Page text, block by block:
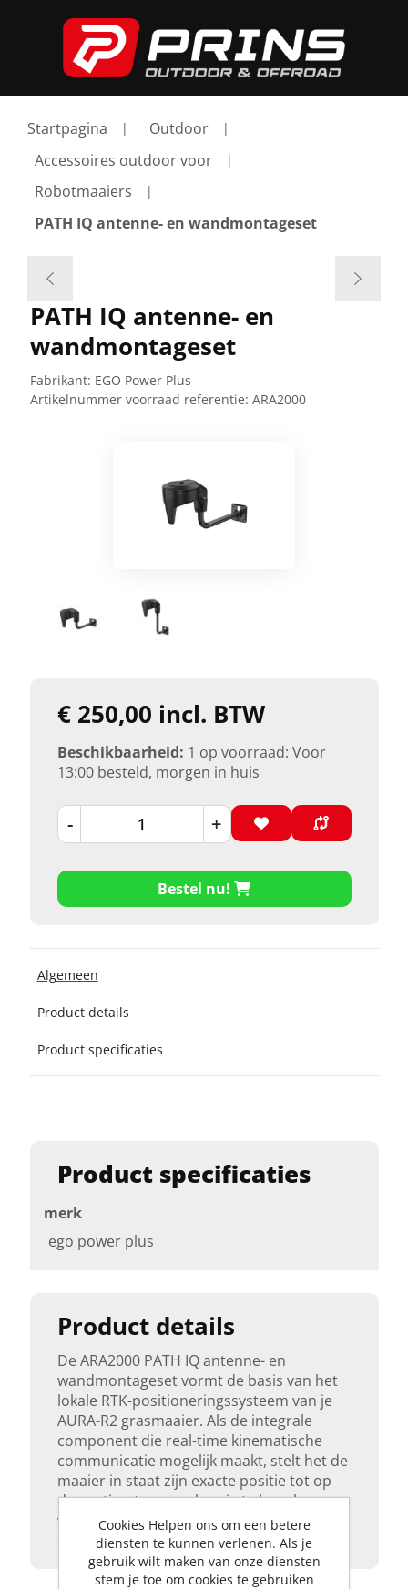
Startpagina
Outdoor
Accessoires outdoor voor
Robotmaaiers
PATH IQ antenne- en wandmontageset
Product details
De ARA2000 PATH IQ antenne- en
wandmontageset vormt de basis van het
lokale RTK-positioneringssysteem van je
AURA-R2 grasmaaier. Als de integrale
component die real-time kinematische
communicatie mogelijk maakt, stelt het de
maaier in staat zijn exacte positie tot op
de centimeter nauwkeurig te bepalen –
voor perfect geplande banen en
consistente maaiprecisie in de hele tuin.
Product specificaties
merk
ego power plus
PATH IQ antenne- en
wandmontageset
Fabrikant: EGO Power Plus
Artikelnummer voorraad referentie: ARA2000
€ 250,00 incl. BTW
Beschikbaarheid: 1 op voorraad: Voor
13:00 besteld, morgen in huis
- +
Bestel nu!
Algemeen
Product details
Product specificaties
Cookies Helpen ons om een betere
diensten te kunnen verlenen. Als je
gebruik wilt maken van onze diensten
stem je toe om cookies te gebruiken